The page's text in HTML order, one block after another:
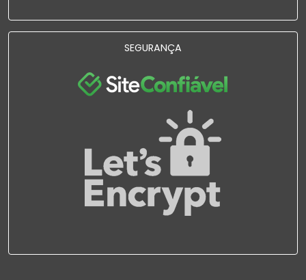
SEGURANÇA